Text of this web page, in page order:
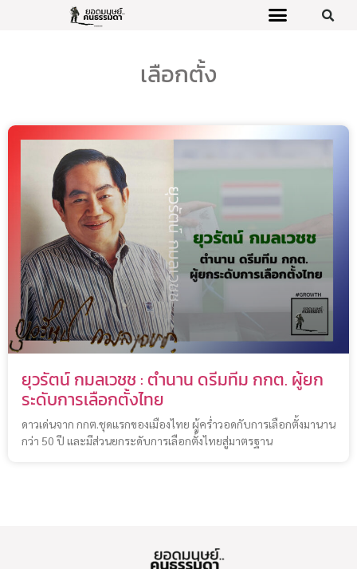
เลือกตั้ง
ยุวรัตน์ กมลเวชช : ตำนาน ดรีมทีม กกต. ผู้ยก
ระดับการเลือกตั้งไทย
ดาวเด่นจาก กกต.ชุดแรกของเมืองไทย ผู้คร่ำวอดกับการเลือกตั้งมานาน
กว่า 50 ปี และมีส่วนยกระดับการเลือกตั้งไทยสู่มาตรฐาน